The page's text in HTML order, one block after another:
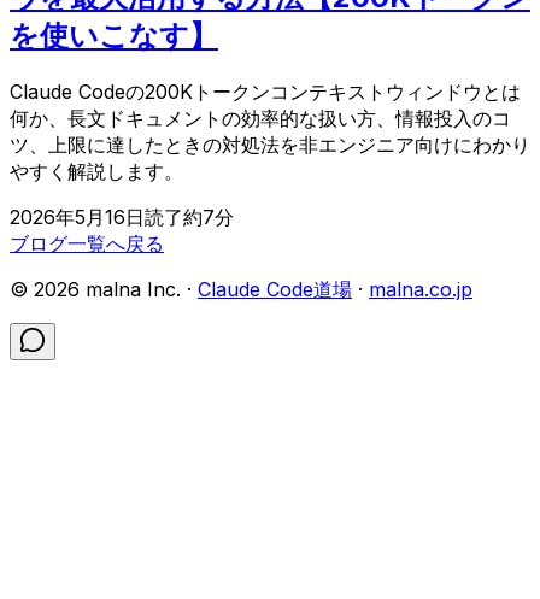
を使いこなす】
Claude Codeの200Kトークンコンテキストウィンドウとは
何か、長文ドキュメントの効率的な扱い方、情報投入のコ
ツ、上限に達したときの対処法を非エンジニア向けにわかり
やすく解説します。
2026年5月16日読了約7分
ブログ一覧へ戻る
© 2026 malna Inc. · Claude Code道場 · malna.co.jp